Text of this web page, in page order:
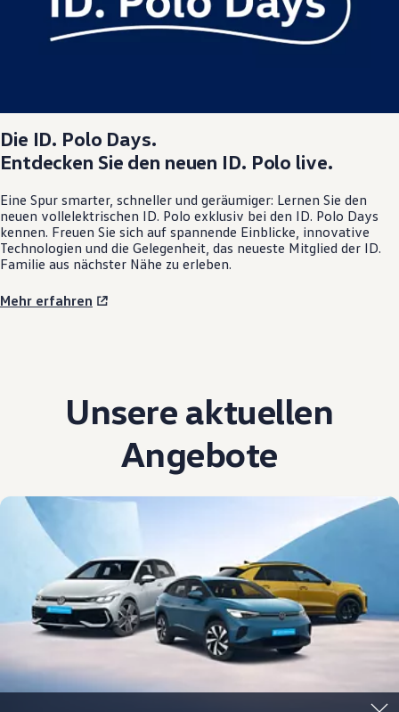
Die ID. Polo Days.
Entdecken Sie den neuen ID. Polo live.
Eine Spur smarter, schneller und geräumiger: Lernen Sie den
neuen vollelektrischen ID. Polo exklusiv bei den ID. Polo Days
kennen. Freuen Sie sich auf spannende Einblicke, innovative
Technologien und die Gelegenheit, das neueste Mitglied der ID.
Familie aus nächster Nähe zu erleben.
Mehr erfahren
Unsere aktuellen
Angebote